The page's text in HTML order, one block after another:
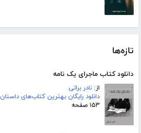
تازه‌ها
دانلود کتاب ماجرای یک نامه
از: نادر براتی
دانلود رایگان بهترین کتاب‌های داستان
۱۵۳ صفحه